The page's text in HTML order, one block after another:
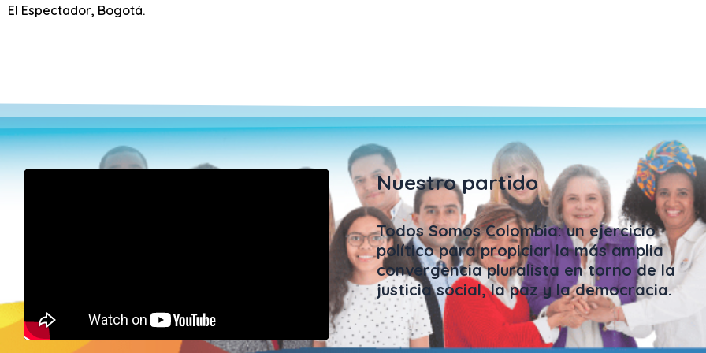
El Espectador, Bogotá.
Nuestro partido
Todos Somos Colombia: un ejercicio
político para propiciar la más amplia
convergencia pluralista en torno de la
justicia social, la paz y la democracia.